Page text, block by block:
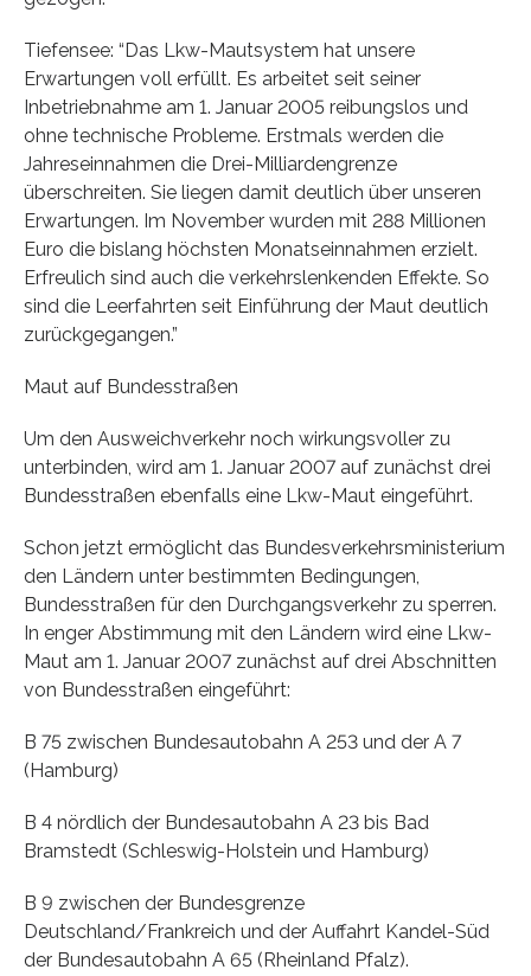
Tiefensee: “Das Lkw-Mautsystem hat unsere
Erwartungen voll erfüllt. Es arbeitet seit seiner
Inbetriebnahme am 1. Januar 2005 reibungslos und
ohne technische Probleme. Erstmals werden die
Jahreseinnahmen die Drei-Milliardengrenze
überschreiten. Sie liegen damit deutlich über unseren
Erwartungen. Im November wurden mit 288 Millionen
Euro die bislang höchsten Monatseinnahmen erzielt.
Erfreulich sind auch die verkehrslenkenden Effekte. So
sind die Leerfahrten seit Einführung der Maut deutlich
zurückgegangen.”
Maut auf Bundesstraßen
Um den Ausweichverkehr noch wirkungsvoller zu
unterbinden, wird am 1. Januar 2007 auf zunächst drei
Bundesstraßen ebenfalls eine Lkw-Maut eingeführt.
Schon jetzt ermöglicht das Bundesverkehrsministerium
den Ländern unter bestimmten Bedingungen,
Bundesstraßen für den Durchgangsverkehr zu sperren.
In enger Abstimmung mit den Ländern wird eine Lkw-
Maut am 1. Januar 2007 zunächst auf drei Abschnitten
von Bundesstraßen eingeführt:
B 75 zwischen Bundesautobahn A 253 und der A 7
(Hamburg)
B 4 nördlich der Bundesautobahn A 23 bis Bad
Bramstedt (Schleswig-Holstein und Hamburg)
B 9 zwischen der Bundesgrenze
Deutschland/Frankreich und der Auffahrt Kandel-Süd
der Bundesautobahn A 65 (Rheinland Pfalz).